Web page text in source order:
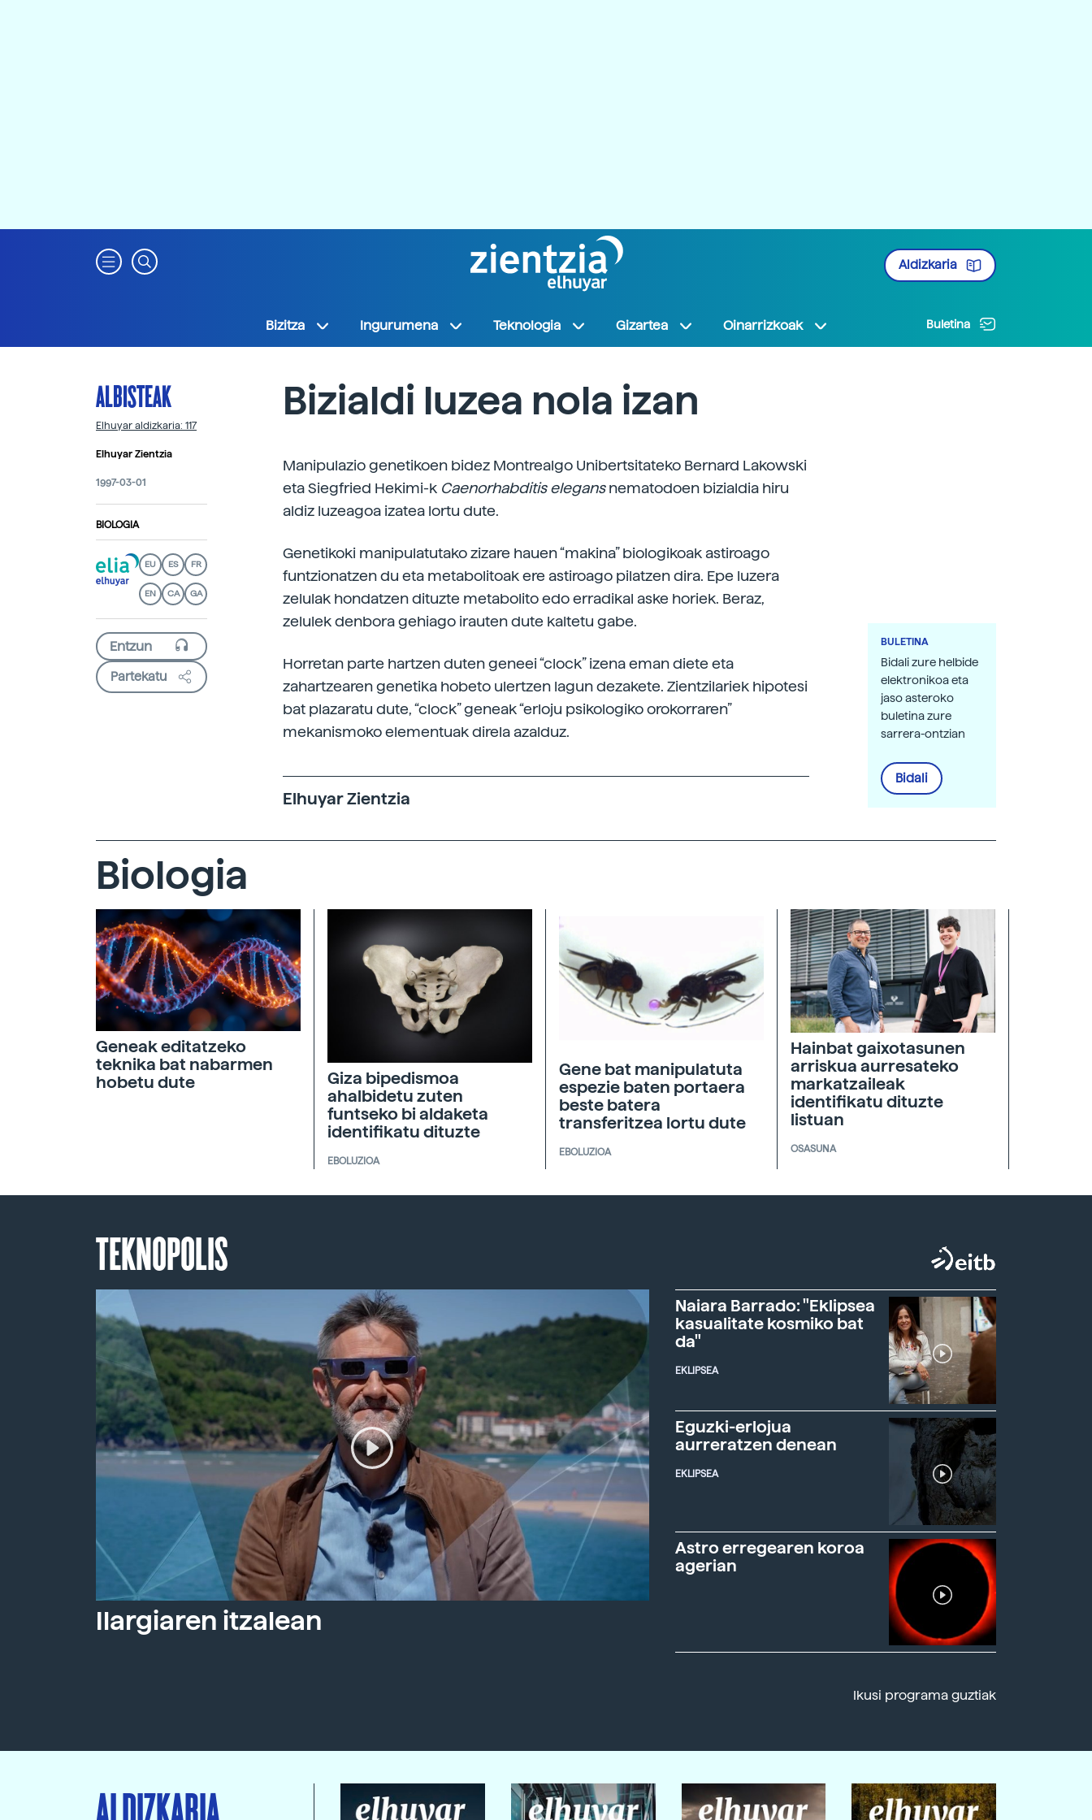
Aldizkaria
Bizitza Ingurumena Teknologia Gizartea Oinarrizkoak Buletina
ALBISTEAK
Elhuyar aldizkaria: 117
Elhuyar Zientzia
1997-03-01
BIOLOGIA
EU ES FR
EN CA GA
Partekatu
Bizialdi luzea nola izan
Manipulazio genetikoen bidez Montrealgo Unibertsitateko Bernard Lakowski
eta Siegfried Hekimi-k Caenorhabditis elegansnematodoen bizialdia hiru
aldiz luzeagoa izatea lortu dute.
Genetikoki manipulatutako zizare hauen “makina” biologikoak astiroago
funtzionatzen du eta metabolitoak ere astiroago pilatzen dira. Epe luzera
zelulak hondatzen dituzte metabolito edo erradikal aske horiek. Beraz,
zelulek denbora gehiago irauten dute kaltetu gabe.
Horretan parte hartzen duten geneei “clock” izena eman diete eta
zahartzearen genetika hobeto ulertzen lagun dezakete. Zientzilariek hipotesi
bat plazaratu dute, “clock” geneak “erloju psikologiko orokorraren”
mekanismoko elementuak direla azalduz.
Elhuyar Zientzia
BULETINA
Bidali zure helbide
elektronikoa eta
jaso asteroko
buletina zure
sarrera-ontzian
Bidali
Biologia
Geneak editatzeko
teknika bat nabarmen
hobetu dute
Giza bipedismoa
ahalbidetu zuten
funtseko bi aldaketa
identifikatu dituzte
EBOLUZIOA
Gene bat manipulatuta
espezie baten portaera
beste batera
transferitzea lortu dute
EBOLUZIOA
Hainbat gaixotasunen
arriskua aurresateko
markatzaileak
identifikatu dituzte
listuan
OSASUNA
TEKNOPOLIS
Ilargiaren itzalean
Naiara Barrado: "Eklipsea
kasualitate kosmiko bat
da"
EKLIPSEA
Eguzki-erlojua
aurreratzen denean
EKLIPSEA
Astro erregearen koroa
agerian
Ikusi programa guztiak
ALDIZKARIA